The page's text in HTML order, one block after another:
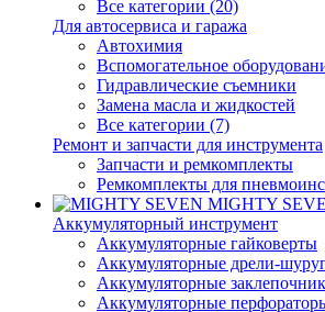
Все категории (20)
Для автосервиса и гаража
Автохимия
Вспомогательное
Гидравлические съемники
Замена масла и жидкостей
Все категории (7)
Ремонт и запчасти для инструмента
Запчасти и ремкомплекты
Ремкомплекты для
MIGHTY
Аккумуляторный инструмент
Аккумуляторные гайковерты
Аккумуляторные дрели-
Аккумуляторные
Аккумуляторные